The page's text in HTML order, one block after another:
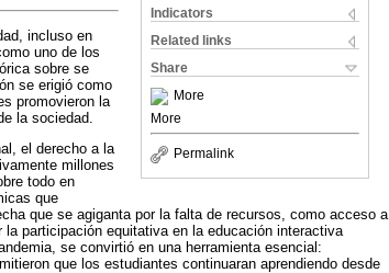
Indicators
Related links
Share
More
More
Permalink
incluso en
uno de los
sobre se
se erigió como
promovieron la
la sociedad.
el derecho a la
millones
todo en
que
que se agiganta por la falta de recursos, como acceso a
participación equitativa en la educación interactiva
se convirtió en una herramienta esencial:
que los estudiantes continuaran aprendiendo desde